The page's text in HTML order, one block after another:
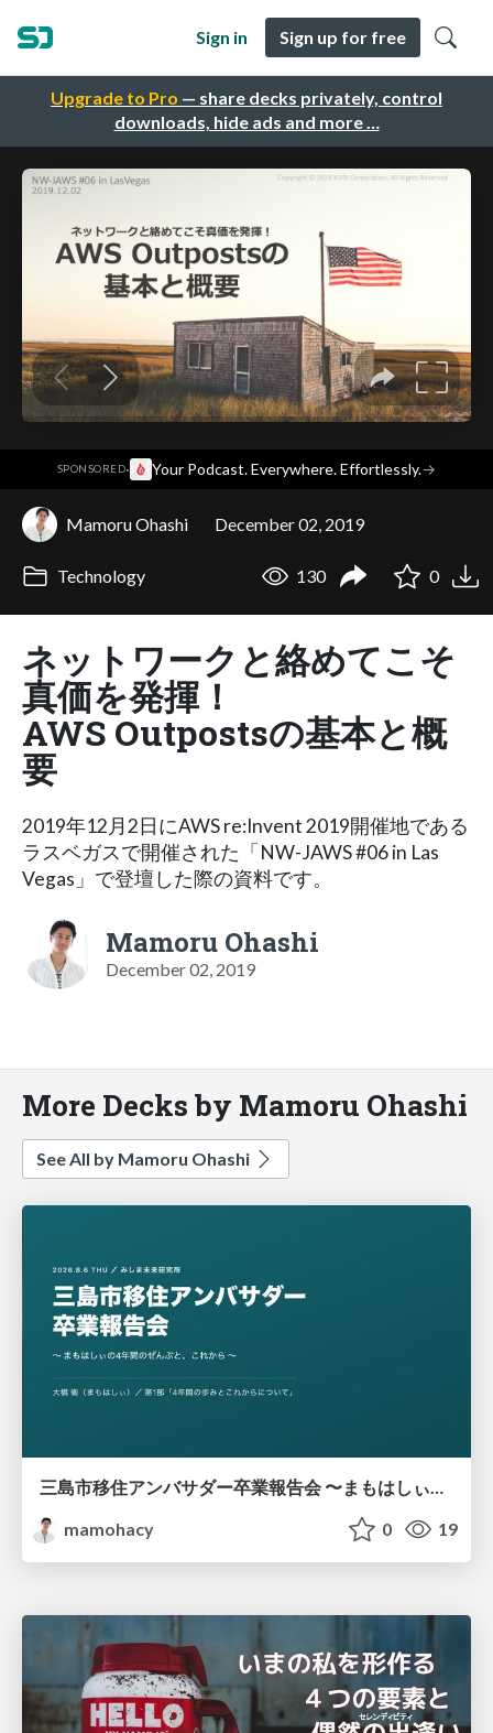
Upgrade to Pro — share decks privately, control
downloads, hide ads and more …
Sign in Sign up for free
SPONSORED· Your Podcast. Everywhere. Effortlessly.→
Mamoru Ohashi December 02, 2019
Technology 130 0
ネットワークと絡めてこそ
真価を発揮！
AWS Outpostsの基本と概
要
2019年12月2日にAWS re:Invent 2019開催地である
ラスベガスで開催された「NW-JAWS #06 in Las
Vegas」で登壇した際の資料です。
Mamoru Ohashi
December 02, 2019
More Decks by Mamoru Ohashi
See All by Mamoru Ohashi
三島市移住アンバサダー卒業報告会 〜まもはしぃの4年間のぜんぶと、これから〜
mamohacy
0 19